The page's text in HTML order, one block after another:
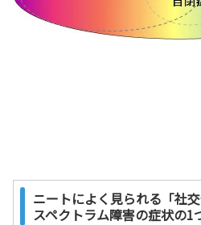
ニートによく見られる「社
スペクトラム障害の症状の1